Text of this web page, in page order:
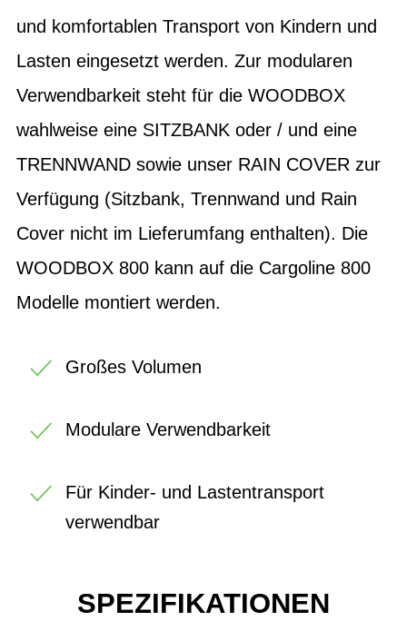
und komfortablen Transport von Kindern und
Lasten eingesetzt werden. Zur modularen
Verwendbarkeit steht für die WOODBOX
wahlweise eine SITZBANK oder / und eine
TRENNWAND sowie unser RAIN COVER zur
Verfügung (Sitzbank, Trennwand und Rain
Cover nicht im Lieferumfang enthalten). Die
WOODBOX 800 kann auf die Cargoline 800
Modelle montiert werden.
Großes Volumen
Modulare Verwendbarkeit
Für Kinder- und Lastentransport
verwendbar
SPEZIFIKATIONEN